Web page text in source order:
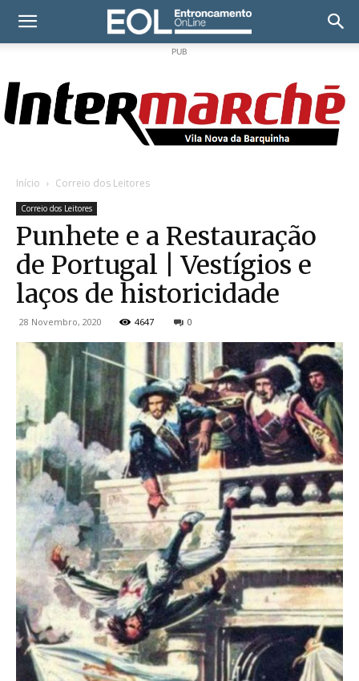
PUB
Início Correio dos Leitores
Correio dos Leitores
Punhete e a Restauração
de Portugal | Vestígios e
laços de historicidade
28 Novembro, 2020 4647 0